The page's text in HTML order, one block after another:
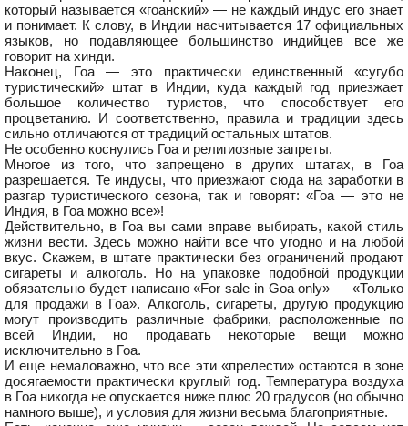
который называется «гоанский» — не каждый индус его знает
и понимает. К слову, в Индии насчитывается 17 официальных
языков, но подавляющее большинство индийцев все же
говорит на хинди.
Наконец, Гоа — это практически единственный «сугубо
туристический» штат в Индии, куда каждый год приезжает
большое количество туристов, что способствует его
процветанию. И соответственно, правила и традиции здесь
сильно отличаются от традиций остальных штатов.
Не особенно коснулись Гоа и религиозные запреты.
Многое из того, что запрещено в других штатах, в Гоа
разрешается. Те индусы, что приезжают сюда на заработки в
разгар туристического сезона, так и говорят: «Гоа — это не
Индия, в Гоа можно все»!
Действительно, в Гоа вы сами вправе выбирать, какой стиль
жизни вести. Здесь можно найти все что угодно и на любой
вкус. Скажем, в штате практически без ограничений продают
сигареты и алкоголь. Но на упаковке подобной продукции
обязательно будет написано «For sale in Goa only» — «Только
для продажи в Гоа». Алкоголь, сигареты, другую продукцию
могут производить различные фабрики, расположенные по
всей Индии, но продавать некоторые вещи можно
исключительно в Гоа.
И еще немаловажно, что все эти «прелести» остаются в зоне
досягаемости практически круглый год. Температура воздуха
в Гоа никогда не опускается ниже плюс 20 градусов (но обычно
намного выше), и условия для жизни весьма благоприятные.